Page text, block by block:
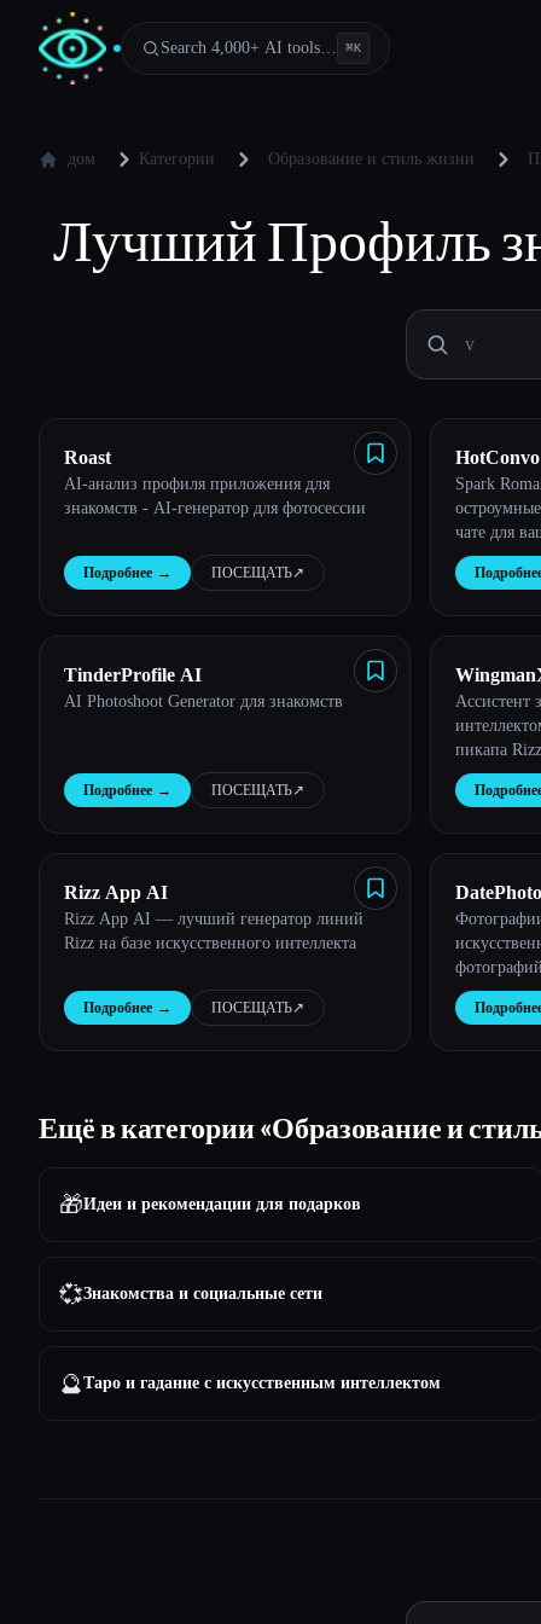
Search 4,000+ AI tools… ⌘K
дом Категории Образование и стиль жизни
ЛучшийПрофиль
Roast
AI-анализ профиля приложения для
знакомств - AI-генератор для фотосессии
Подробнее → ПОСЕЩАТЬ↗︎
HotConvo
Spark
чате для
TinderProfile AI
AI Photoshoot Generator для знакомств
Подробнее → ПОСЕЩАТЬ↗︎
Ассистент
пикапа Rizz
Rizz App AI
Rizz App AI — лучший генератор линий
Rizz на базе искусственного интеллекта
Подробнее → ПОСЕЩАТЬ↗︎
Ещё в категории «Образование и
🎁Идеи и рекомендации для подарков
💞Знакомства и социальные сети
🔮Таро и гадание с искусственным интеллектом